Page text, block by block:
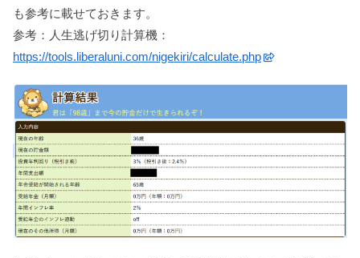
も参考に載せておきます。
参考：人生逃げ切り計算機：
https://tools.liberaluni.com/nigekiri/calculate.php